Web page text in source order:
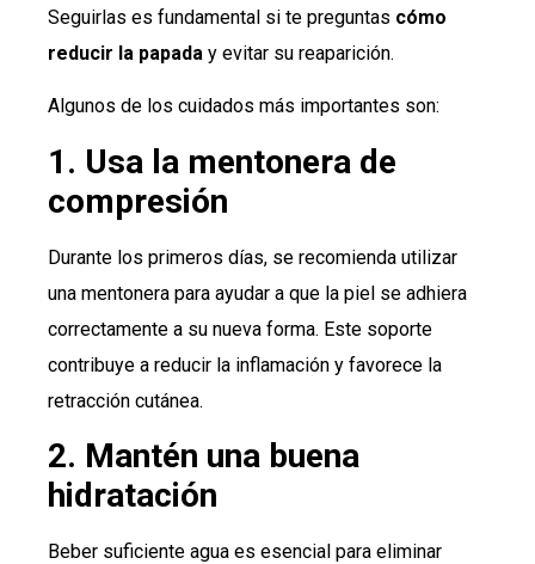
Seguirlas es fundamental si te preguntas cómo
reducir la papada y evitar su reaparición.
Algunos de los cuidados más importantes son:
1. Usa la mentonera de
compresión
Durante los primeros días, se recomienda utilizar
una mentonera para ayudar a que la piel se adhiera
correctamente a su nueva forma. Este soporte
contribuye a reducir la inflamación y favorece la
retracción cutánea.
2. Mantén una buena
hidratación
Beber suficiente agua es esencial para eliminar